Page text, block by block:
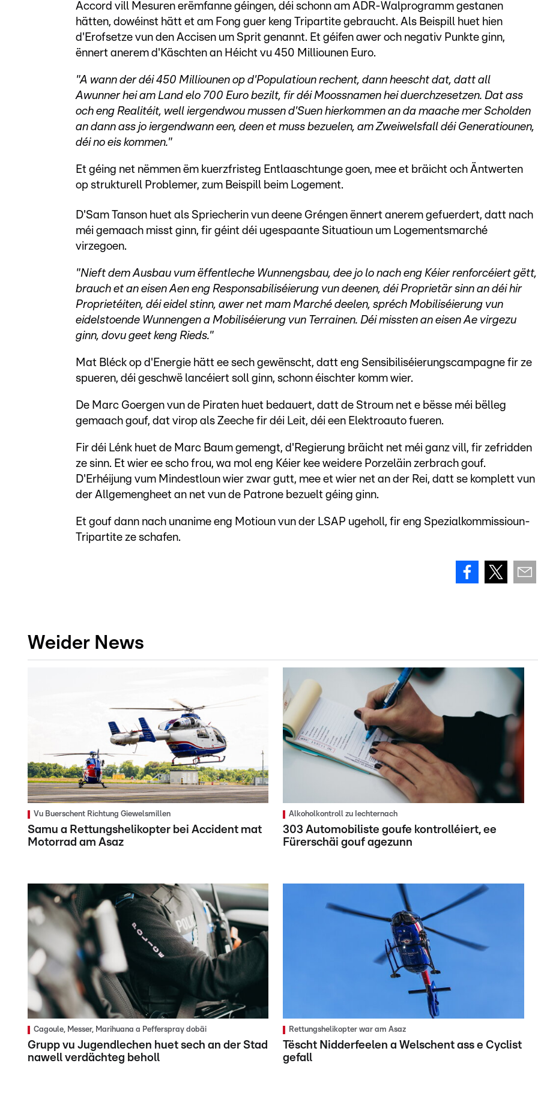
Accord vill Mesuren erëmfanne géingen, déi schonn am ADR-Walprogramm gestanen
hätten, dowéinst hätt et am Fong guer keng Tripartite gebraucht. Als Beispill huet hien
d'Erofsetze vun den Accisen um Sprit genannt. Et géifen awer och negativ Punkte ginn,
ënnert anerem d'Käschten an Héicht vu 450 Milliounen Euro.
"A wann der déi 450 Milliounen op d'Populatioun rechent, dann heescht dat, datt all
Awunner hei am Land elo 700 Euro bezilt, fir déi Moossnamen hei duerchzesetzen. Dat ass
och eng Realitéit, well iergendwou mussen d'Suen hierkommen an da maache mer Scholden
an dann ass jo iergendwann een, deen et muss bezuelen, am Zweiwelsfall déi Generatiounen,
déi no eis kommen."
Et géing net nëmmen ëm kuerzfristeg Entlaaschtunge goen, mee et bräicht och Äntwerten
op strukturell Problemer, zum Beispill beim Logement.
D'Sam Tanson huet als Spriecherin vun deene Gréngen ënnert anerem gefuerdert, datt nach
méi gemaach misst ginn, fir géint déi ugespaante Situatioun um Logementsmarché
virzegoen.
"Nieft dem Ausbau vum ëffentleche Wunnengsbau, dee jo lo nach eng Kéier renforcéiert gëtt,
brauch et an eisen Aen eng Responsabiliséierung vun deenen, déi Proprietär sinn an déi hir
Proprietéiten, déi eidel stinn, awer net mam Marché deelen, spréch Mobiliséierung vun
eidelstoende Wunnengen a Mobiliséierung vun Terrainen. Déi missten an eisen Ae virgezu
ginn, dovu geet keng Rieds."
Mat Bléck op d'Energie hätt ee sech gewënscht, datt eng Sensibiliséierungscampagne fir ze
spueren, déi geschwë lancéiert soll ginn, schonn éischter komm wier.
De Marc Goergen vun de Piraten huet bedauert, datt de Stroum net e bësse méi bëlleg
gemaach gouf, dat virop als Zeeche fir déi Leit, déi een Elektroauto fueren.
Fir déi Lénk huet de Marc Baum gemengt, d'Regierung bräicht net méi ganz vill, fir zefridden
ze sinn. Et wier ee scho frou, wa mol eng Kéier kee weidere Porzeläin zerbrach gouf.
D'Erhéijung vum Mindestloun wier zwar gutt, mee et wier net an der Rei, datt se komplett vun
der Allgemengheet an net vun de Patrone bezuelt géing ginn.
Et gouf dann nach unanime eng Motioun vun der LSAP ugeholl, fir eng Spezialkommissioun-
Tripartite ze schafen.
Weider News
Vu Buerschent Richtung Giewelsmillen
Samu a Rettungshelikopter bei Accident mat
Motorrad am Asaz
Alkoholkontroll zu Iechternach
303 Automobiliste goufe kontrolléiert, ee
Fürerschäi gouf agezunn
Cagoule, Messer, Marihuana a Pefferspray dobäi
Grupp vu Jugendlechen huet sech an der Stad
nawell verdächteg beholl
Rettungshelikopter war am Asaz
Tëscht Nidderfeelen a Welschent ass e Cyclist
gefall